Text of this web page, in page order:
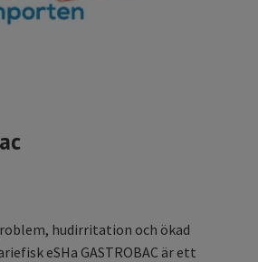
hudirritation och ökad
eSHa GASTROBAC är ett